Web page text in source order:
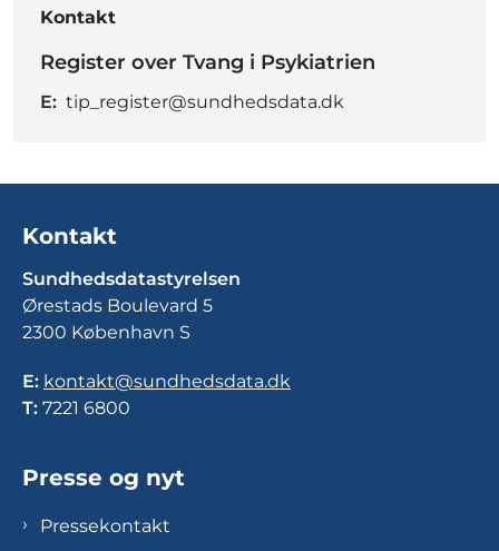
Kontakt
Register over Tvang i Psykiatrien
E: tip_register@sundhedsdata.dk
Kontakt
Sundhedsdatastyrelsen
Ørestads Boulevard 5
2300 København S
E: kontakt@sundhedsdata.dk
T: 7221 6800
Presse og nyt
Pressekontakt